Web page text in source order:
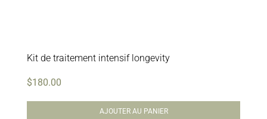
Kit de traitement intensif longevity
$180.00
AJOUTER AU PANIER